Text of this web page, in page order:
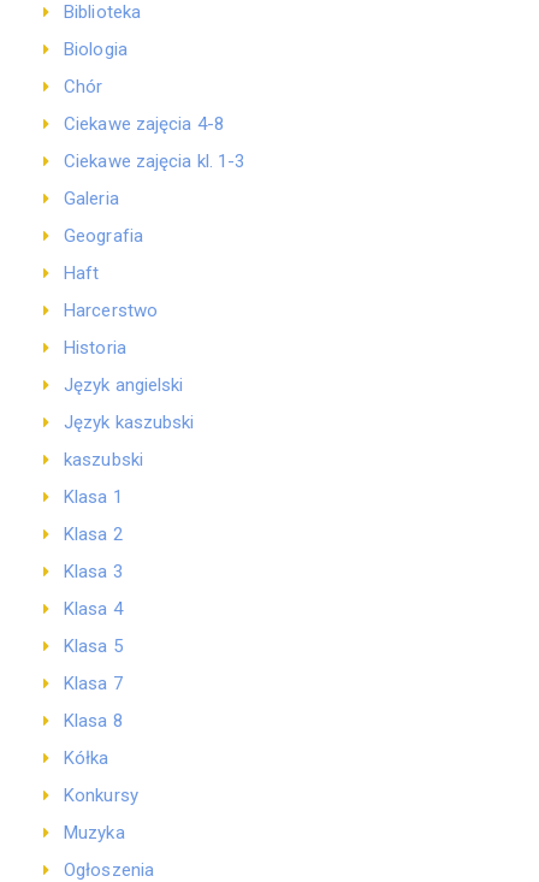
Biblioteka
Biologia
Chór
Ciekawe zajęcia 4-8
Ciekawe zajęcia kl. 1-3
Galeria
Geografia
Haft
Harcerstwo
Historia
Język angielski
Język kaszubski
kaszubski
Klasa 1
Klasa 2
Klasa 3
Klasa 4
Klasa 5
Klasa 7
Klasa 8
Kółka
Konkursy
Muzyka
Ogłoszenia